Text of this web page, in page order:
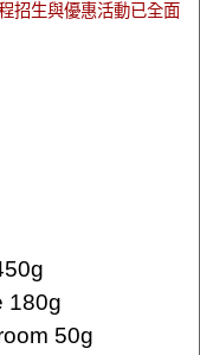
招生與優惠活動已全面
180g
50g